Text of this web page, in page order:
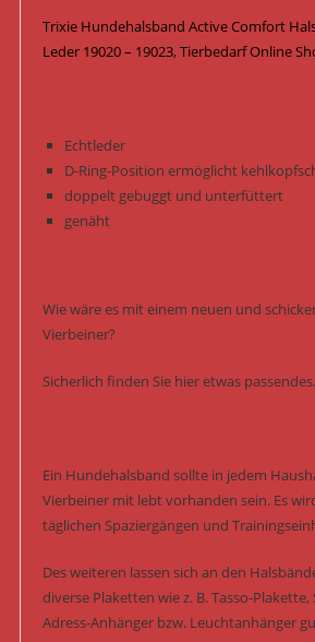
Trixie Hundehalsband Active Comfort
Leder 19020 – 19023, Tierbedarf Online
Echtleder
D-Ring-Position ermöglicht
doppelt gebuggt und unterfüttert
genäht
Wie wäre es mit einem neuen und
Vierbeiner?
Sicherlich finden Sie hier etwas passendes.
Ein Hundehalsband sollte in jedem
Vierbeiner mit lebt vorhanden sein. Es
täglichen Spaziergängen und
Des weiteren lassen sich an den
diverse Plaketten wie z. B. Tasso-
Adress-Anhänger bzw. Leuchtanhänger